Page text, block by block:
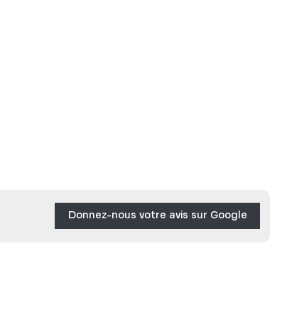
Donnez-nous votre avis sur Google